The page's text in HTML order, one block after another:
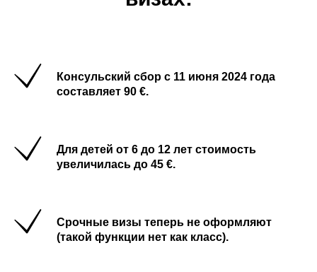
Консульский сбор с 11 июня 2024 года
составляет 90 €.
Для детей от 6 до 12 лет стоимость
увеличилась до 45 €.
Срочные визы теперь не оформляют
(такой функции нет как класс).